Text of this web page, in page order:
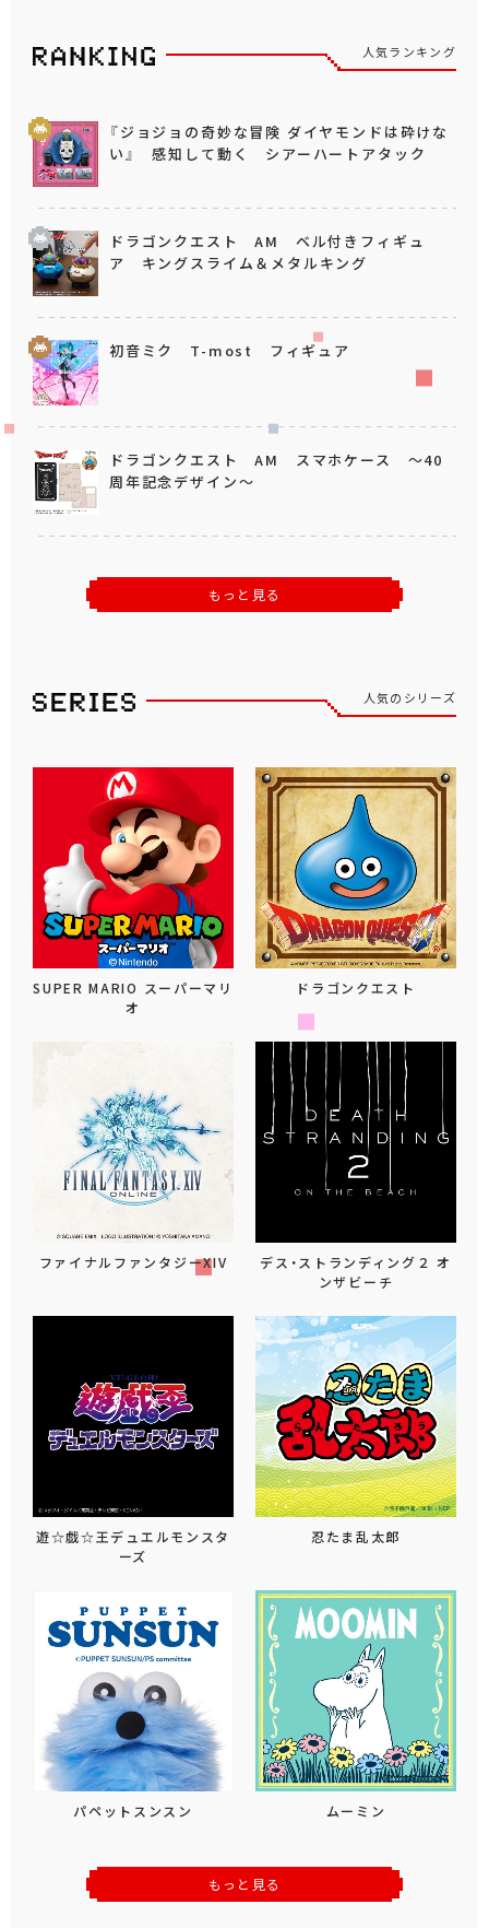
人気ランキング
『ジョジョの奇妙な冒険 ダイヤモンドは砕けな
い』 感知して動く シアーハートアタック
ドラゴンクエスト AM ベル付きフィギュ
ア キングスライム＆メタルキング
初音ミク T-most フィギュア
ドラゴンクエスト AM スマホケース ～40
周年記念デザイン～
もっと見る
人気のシリーズ
SUPER MARIO スーパーマリ
オ
ドラゴンクエスト
ファイナルファンタジーXIV
デス・ストランディング２ オ
ンザビーチ
遊☆戯☆王デュエルモンスタ
ーズ
忍たま乱太郎
パペットスンスン ムーミン
もっと見る